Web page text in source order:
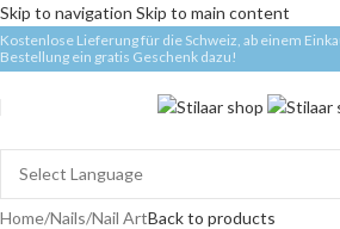
Skip to navigation Skip to main content
Kostenlose Lieferung für die Schweiz, ab einem
Bestellung ein gratis Geschenk dazu!
Home/Nails/Nail ArtBack to products